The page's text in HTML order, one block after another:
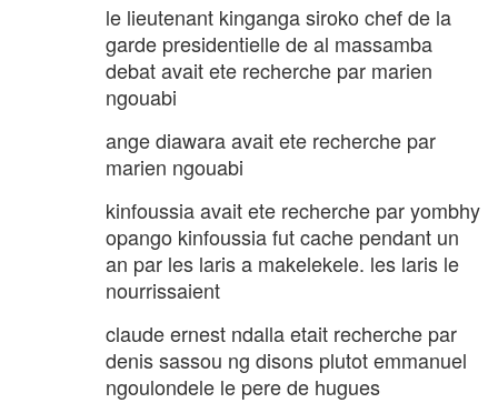
le lieutenant kinganga siroko chef de la
garde presidentielle de al massamba
debat avait ete recherche par marien
ngouabi
ange diawara avait ete recherche par
marien ngouabi
kinfoussia avait ete recherche par yombhy
opango kinfoussia fut cache pendant un
an par les laris a makelekele. les laris le
nourrissaient
claude ernest ndalla etait recherche par
denis sassou ng disons plutot emmanuel
ngoulondele le pere de hugues